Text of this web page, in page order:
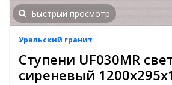
Быстрый просмотр
Уральский гранит
Ступени UF030MR
сиреневый